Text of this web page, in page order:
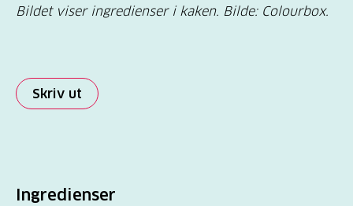
Bildet viser ingredienser i kaken. Bilde: Colourbox.
Skriv ut
Ingredienser